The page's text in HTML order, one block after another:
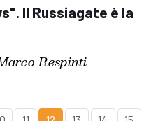
Il Russiagate è la
Respinti